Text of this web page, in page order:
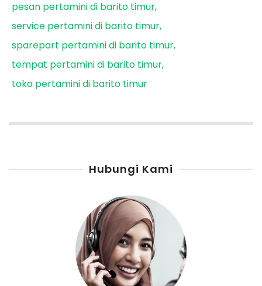
pesan pertamini di barito timur
service pertamini di barito timur
sparepart pertamini di barito timur
tempat pertamini di barito timur
toko pertamini di barito timur
Hubungi Kami